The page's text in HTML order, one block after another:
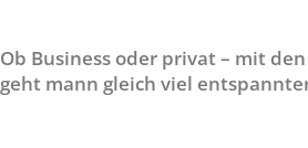
Ob Business oder privat – mit
geht mann gleich viel